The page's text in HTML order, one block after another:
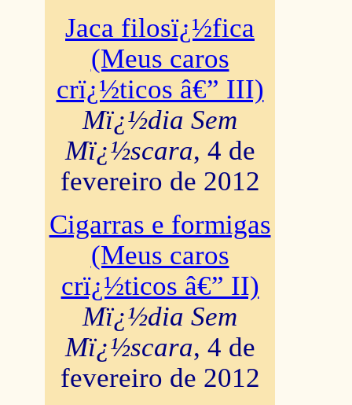
Jaca filosï¿½fica
(Meus caros
crï¿½ticos â€” III)
Mï¿½dia Sem
Mï¿½scara, 4 de
fevereiro de 2012
Cigarras e formigas
(Meus caros
crï¿½ticos â€” II)
Mï¿½dia Sem
Mï¿½scara, 4 de
fevereiro de 2012